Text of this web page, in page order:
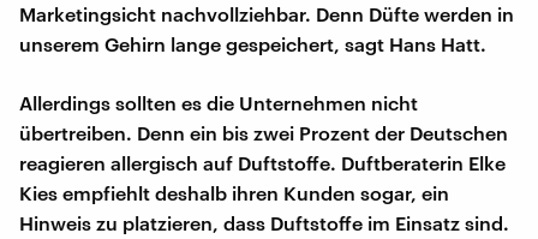
Marketingsicht nachvollziehbar. Denn Düfte werden in
unserem Gehirn lange gespeichert, sagt Hans Hatt.
Allerdings sollten es die Unternehmen nicht
übertreiben. Denn ein bis zwei Prozent der Deutschen
reagieren allergisch auf Duftstoffe. Duftberaterin Elke
Kies empfiehlt deshalb ihren Kunden sogar, ein
Hinweis zu platzieren, dass Duftstoffe im Einsatz sind.